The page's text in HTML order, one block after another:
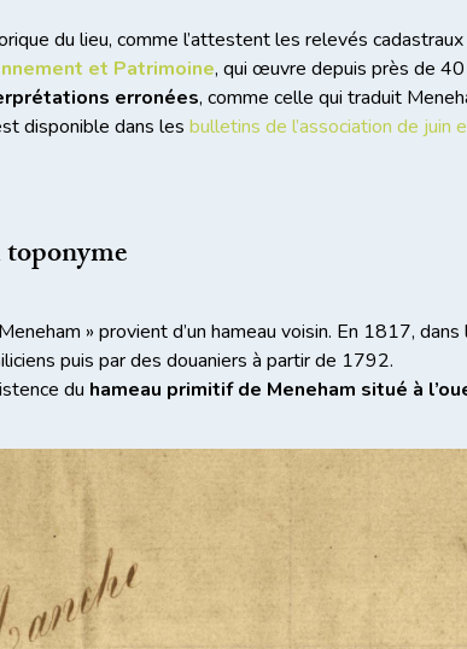
du lieu, comme l’attestent les relevés
et Patrimoine, qui œuvre depuis près de 40
erronées, comme celle qui traduit
disponible dans les bulletins de l’association de
» provient d’un hameau voisin. En 1817, dans
puis par des douaniers à partir de 1792.
du hameau primitif de Meneham situé à